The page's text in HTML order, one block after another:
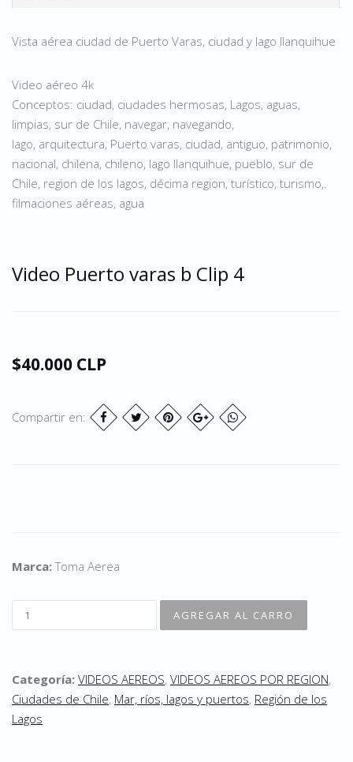
Vista aérea ciudad de Puerto Varas, ciudad y lago llanquihue
Video aéreo 4k
Conceptos: ciudad, ciudades hermosas, Lagos, aguas,
limpias, sur de Chile, navegar, navegando,
lago, arquitectura, Puerto varas, ciudad, antiguo, patrimonio,
nacional, chilena, chileno, lago llanquihue, pueblo, sur de
Chile, region de los lagos, décima region, turístico, turismo,.
filmaciones aéreas, agua
Video Puerto varas b Clip 4
$40.000 CLP
Compartir en:
Marca:Toma Aerea
Categoría: VIDEOS AEREOS, VIDEOS AEREOS POR REGION,
Ciudades de Chile, Mar, ríos, lagos y puertos, Región de los
Lagos